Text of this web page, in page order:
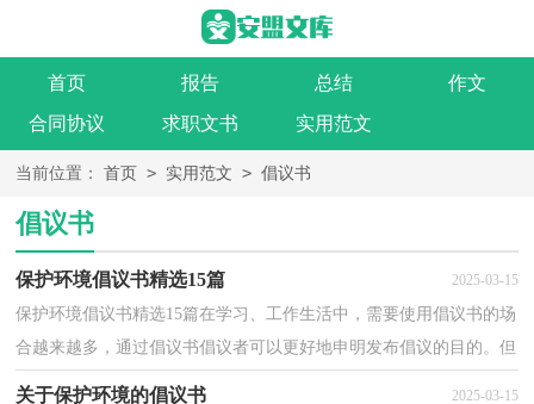
首页 报告 总结
作文
合同协议
求职文书 实用范文
当前位置： 首页 > 实用范文 > 倡议书
倡议书
保护环境倡议书精选15篇 2025-03-15
保护环境倡议书精选15篇在学习、工作生活中，需要使用倡议书的场
合越来越多，通过倡议书倡议者可以更好地申明发布倡议的目的。但
是你知道怎样才能写的好吗？下面是小编为大家收集...
关于保护环境的倡议书 2025-03-15